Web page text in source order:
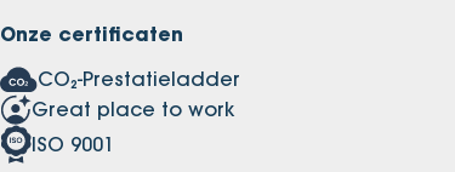
Onze certificaten
CO₂-Prestatieladder
Great place to work
ISO 9001